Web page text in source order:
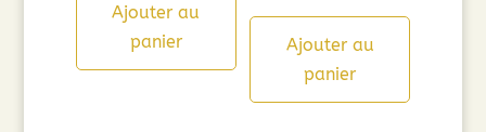
Ajouter au
panier
Ajouter au
panier